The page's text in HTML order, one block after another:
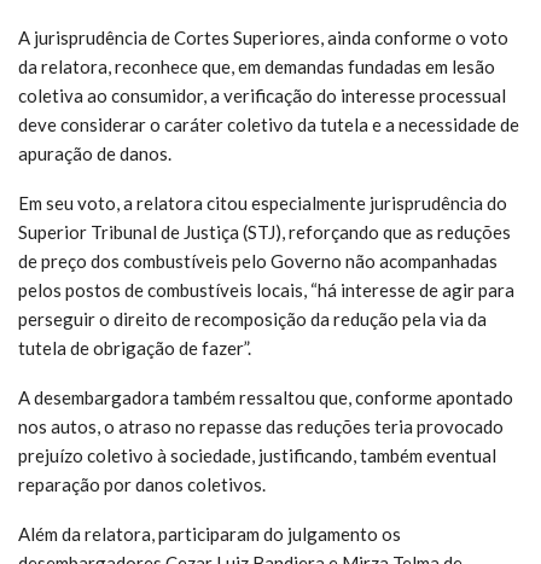
A jurisprudência de Cortes Superiores, ainda conforme o voto
da relatora, reconhece que, em demandas fundadas em lesão
coletiva ao consumidor, a verificação do interesse processual
deve considerar o caráter coletivo da tutela e a necessidade de
apuração de danos.
Em seu voto, a relatora citou especialmente jurisprudência do
Superior Tribunal de Justiça (STJ), reforçando que as reduções
de preço dos combustíveis pelo Governo não acompanhadas
pelos postos de combustíveis locais, “há interesse de agir para
perseguir o direito de recomposição da redução pela via da
tutela de obrigação de fazer”.
A desembargadora também ressaltou que, conforme apontado
nos autos, o atraso no repasse das reduções teria provocado
prejuízo coletivo à sociedade, justificando, também eventual
reparação por danos coletivos.
Além da relatora, participaram do julgamento os